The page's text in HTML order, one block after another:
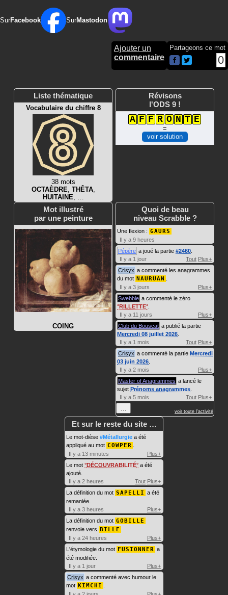
SurFacebook SurMastodon
Ajouter un
commentaire
Partageons ce mot
0
Liste thématique
Vocabulaire du chiffre 8
38 mots
OCTAÈDRE THÊTA,
HUITAINE
Révisons
l'ODS 9 !
A F F R O N T E
=
voir solution
Mot illustré
par une peinture
COING
Quoi de beau
niveau Scrabble ?
Une flexion : GAURS
Il y a 9 heures
Pépère a joué la partie #2460
Il y a 1 jour
Tout Plus+
Crisyx a commenté les anagrammes
du mot NAURUAN
Il y a 3 jours
Plus+
Swebble a commenté le zéro
RILLETTE
Il y a 11 jours
Plus+
Club du Bouscat a publié la partie
Mercredi 08 juillet 2026
Il y a 1 mois
Tout Plus+
Crisyx a commenté la partie Mercredi
03 juin 2026
Il y a 2 mois
Plus+
Master of Anagrammes a lancé le
sujet Prénoms anagrammes
Il y a 5 mois
Tout Plus+
voir toute l'activité
Et sur le reste du site …
Le mot-dièse #Métallurgie a été
appliqué au mot COWPER
Il y a 13 minutes
Plus+
Le mot DÉCOUVRABILITÉ a été
ajouté.
Il y a 2 heures
Tout Plus+
La définition du mot SAPELLI a été
remaniée.
Il y a 3 heures
Plus+
La définition du mot GOBILLE
renvoie vers BILLE
Il y a 24 heures
Plus+
L'étymologie du mot FUSIONNER a
été modifiée.
Il y a 1 jour
Plus+
Crisyx a commenté avec humour le
mot KIMCHI